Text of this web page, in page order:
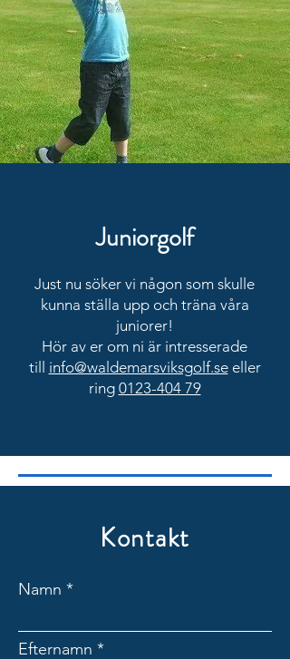
Juniorgolf
Just nu söker vi någon som skulle
kunna ställa upp och träna våra
juniorer!
Hör av er om ni är intresserade
till info@waldemarsviksgolf.seeller
ring 0123-404 79
Kontakt
Namn
Efternamn